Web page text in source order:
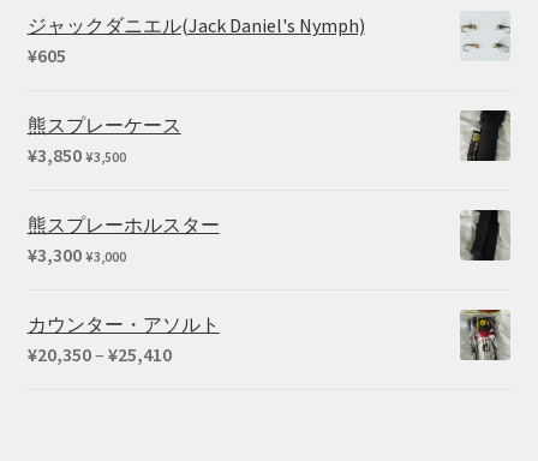
ジャックダニエル(Jack Daniel's Nymph)
¥605
熊スプレーケース
¥3,850 ¥3,500
熊スプレーホルスター
¥3,300 ¥3,000
カウンター・アソルト
¥20,350– ¥25,410価